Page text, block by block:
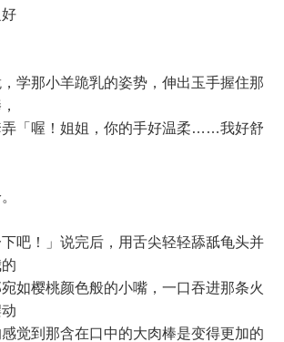
那小羊跪乳的姿势，伸出玉手握住那
弄「喔！姐姐，你的手好温柔……我好舒
！」说完后，用舌尖轻轻舔舐龟头并
如樱桃颜色般的小嘴，一口吞进那条火
觉到那含在口中的大肉棒是变得更加的